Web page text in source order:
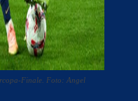
Finale. Foto: Angel